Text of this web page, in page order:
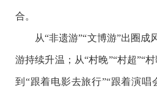
合。
从“非遗游”“文博游”出圈成
游持续升温；从“村晚”“村超”“
到“跟着电影去旅行”“跟着演唱